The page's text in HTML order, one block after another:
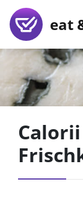
eat